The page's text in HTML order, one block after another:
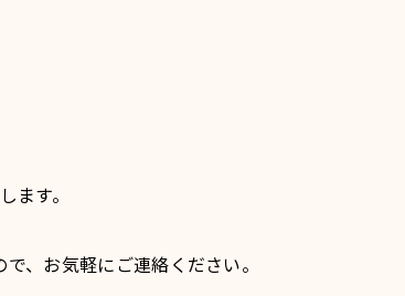
ます。
、お気軽にご連絡ください。